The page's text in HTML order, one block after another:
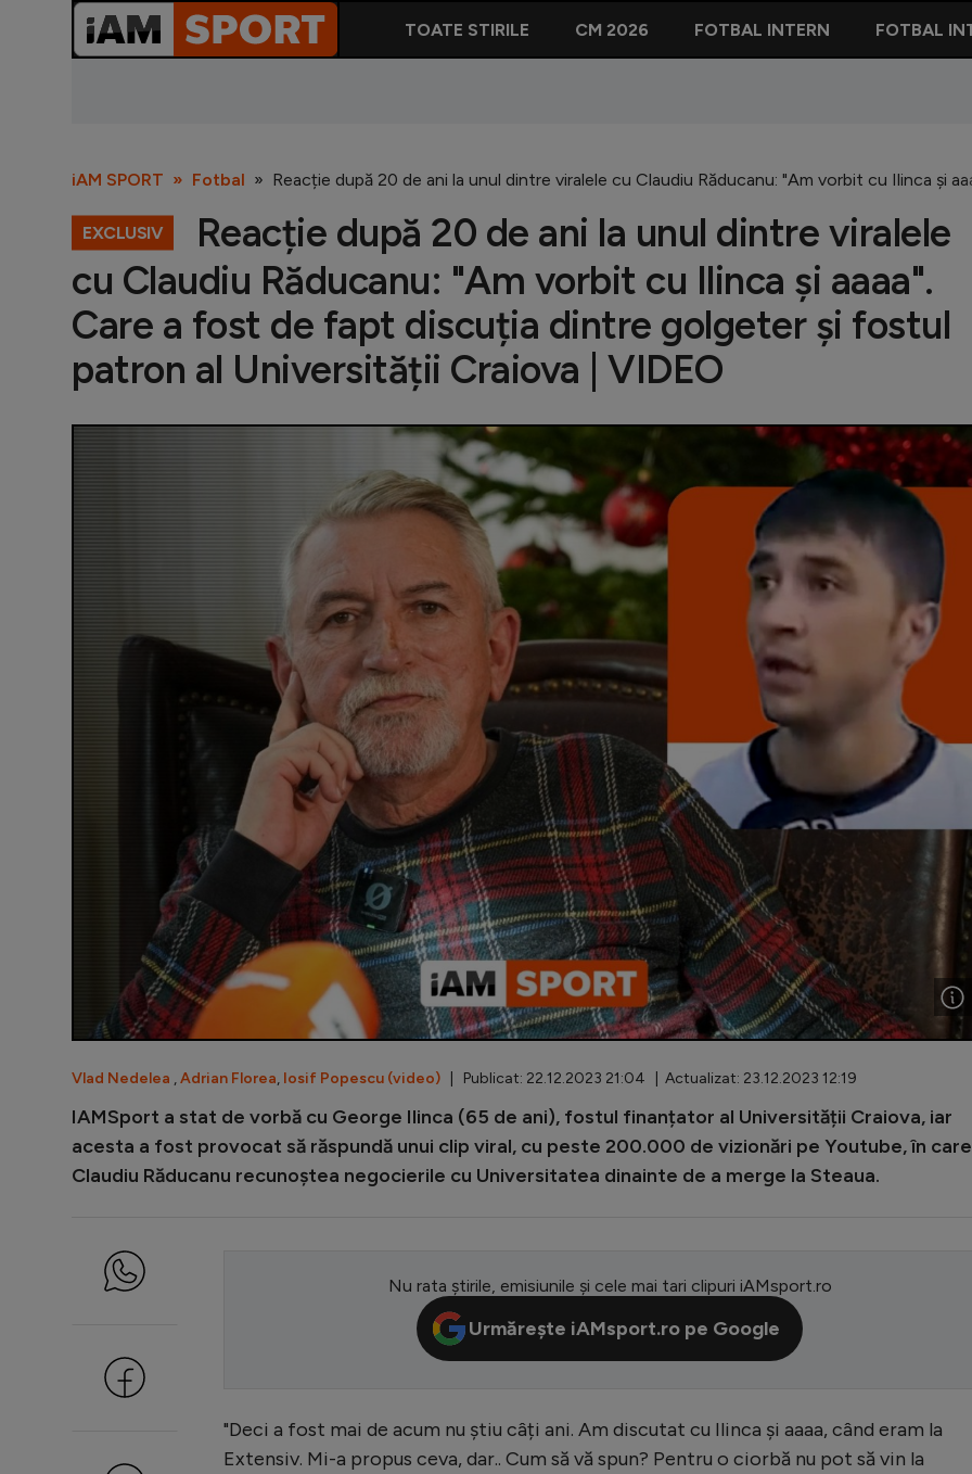
TOATE STIRILE CM 2026 FOTBAL INTERN FOTBAL
iAM SPORT Fotbal Reacție după 20 de ani la unul dintre viralele cu Claudiu Răducanu: "Am vorbit cu Ilinca
EXCLUSIV
Reacție după 20 de ani la unul dintre viralele
cu Claudiu Răducanu: "Am vorbit cu Ilinca și aaaa".
Care a fost de fapt discuția dintre golgeter și fostul
patron al Universității Craiova | VIDEO
Vlad Nedelea ,Adrian Florea, Iosif Popescu (video) | Publicat: 22.12.2023 21:04 | Actualizat: 23.12.2023 12:19
IAMSport a stat de vorbă cu George Ilinca (65 de ani), fostul finanțator al Universității Craiova, iar
acesta a fost provocat să răspundă unui clip viral, cu peste 200.000 de vizionări pe Youtube, în care
Claudiu Răducanu recunoștea negocierile cu Universitatea dinainte de a merge la Steaua.
Nu rata știrile, emisiunile și cele mai tari clipuri iAMsport.ro
Urmărește iAMsport.ro pe Google
"Deci a fost mai de acum nu știu câți ani. Am discutat cu Ilinca și aaaa, când eram la
Extensiv. Mi-a propus ceva, dar.. Cum să vă spun? Pentru o ciorbă nu pot să vin la